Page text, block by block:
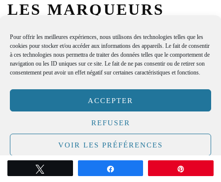
Pour offrir les meilleures expériences, nous utilisons des technologies telles que les
cookies pour stocker et/ou accéder aux informations des appareils. Le fait de consentir
à ces technologies nous permettra de traiter des données telles que le comportement de
navigation ou les ID uniques sur ce site. Le fait de ne pas consentir ou de retirer son
consentement peut avoir un effet négatif sur certaines caractéristiques et fonctions.
ACCEPTER
REFUSER
VOIR LES PRÉFÉRENCES
Politique de cookies
Mentions légales
LES MARQUEURS
D’AMÉLIORATION
sommeil plus stable, meilleure prise des repas, courbe de
qui reprend son rythme. Noter ces éléments pendant
une période définie évite l’effet « impression ». Le suivi sert aussi
être travaillée. Parfois, une seule chose change (moins de sang
dans les selles, par exemple) alors que le reste continue : c’est une